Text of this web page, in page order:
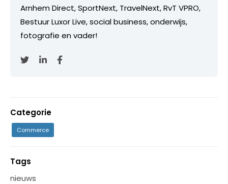
Arnhem Direct, SportNext, TravelNext, RvT VPRO,
Bestuur Luxor Live, social business, onderwijs,
fotografie en vader!
Categorie
Commerce
Tags
nieuws